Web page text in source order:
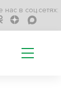
нас в соц.сетях: